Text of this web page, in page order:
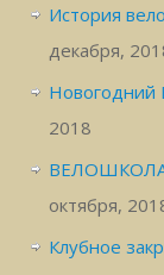
История
декабря,
Новогодний
2018
октября,
Клубное